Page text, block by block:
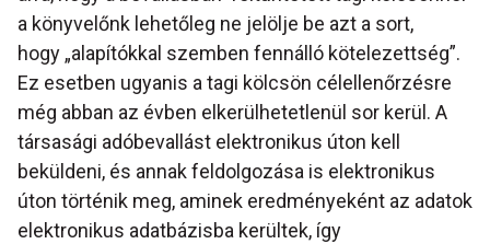
a könyvelőnk lehetőleg ne jelölje be azt a sort,
hogy „alapítókkal szemben fennálló kötelezettség”.
Ez esetben ugyanis a tagi kölcsön célellenőrzésre
még abban az évben elkerülhetetlenül sor kerül. A
társasági adóbevallást elektronikus úton kell
beküldeni, és annak feldolgozása is elektronikus
úton történik meg, aminek eredményeként az adatok
elektronikus adatbázisba kerültek, így